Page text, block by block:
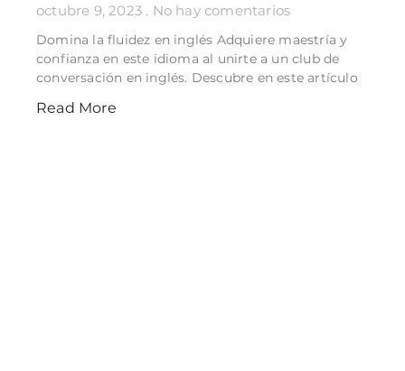
octubre 9, 2023 No hay comentarios
Domina la fluidez en inglés Adquiere maestría y
confianza en este idioma al unirte a un club de
conversación en inglés. Descubre en este artículo
Read More